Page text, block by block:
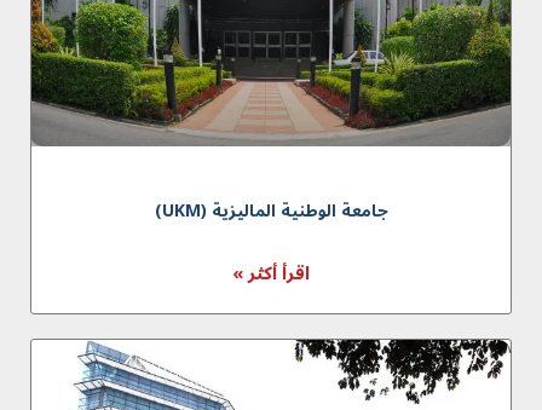
جامعة الوطنية الماليزية (UKM)
اقرأ أكثر »